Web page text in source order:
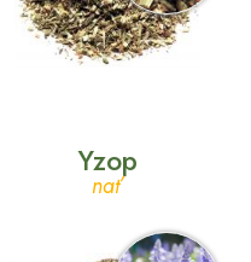
Yzop
nať